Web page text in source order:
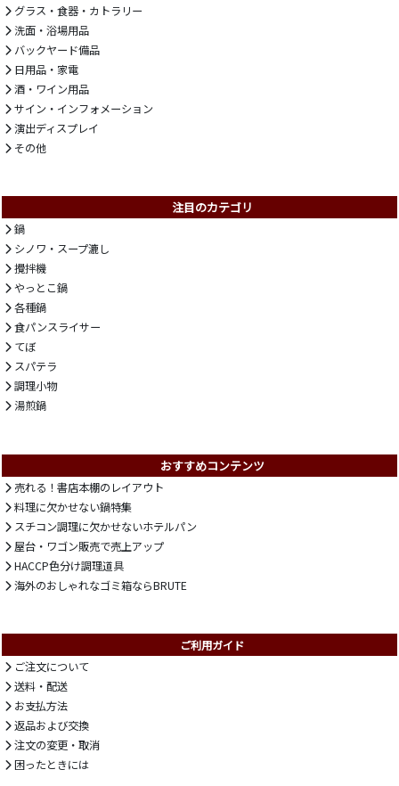
グラス・食器・カトラリー
洗面・浴場用品
バックヤード備品
日用品・家電
酒・ワイン用品
サイン・インフォメーション
演出ディスプレイ
その他
注目のカテゴリ
鍋
シノワ・スープ漉し
攪拌機
やっとこ鍋
各種鍋
食パンスライサー
てぼ
スパテラ
調理小物
湯煎鍋
おすすめコンテンツ
売れる！書店本棚のレイアウト
料理に欠かせない鍋特集
スチコン調理に欠かせないホテルパン
屋台・ワゴン販売で売上アップ
HACCP色分け調理道具
海外のおしゃれなゴミ箱ならBRUTE
ご利用ガイド
ご注文について
送料・配送
お支払方法
返品および交換
注文の変更・取消
困ったときには